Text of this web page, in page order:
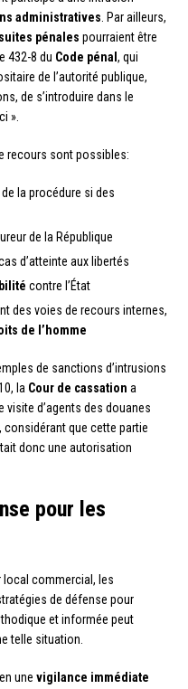
administratives. Par ailleurs,
pénales pourraient être
432-8 du Code pénal , qui
de l’autorité publique,
de s’introduire dans le
».
recours sont possibles:
de la procédure si des
de la République
d’atteinte aux libertés
contre l’État
des voies de recours internes,
de l’homme
de sanctions d’intrusions
la Cour de cassation a
visite d’agents des douanes
considérant que cette partie
donc une autorisation
pour les
local commercial, les
de défense pour
et informée peut
telle situation.
une vigilance immédiate